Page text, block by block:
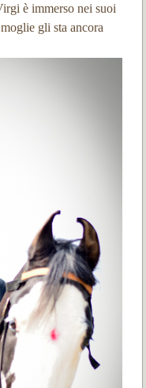
è immerso nei suoi
gli sta ancora